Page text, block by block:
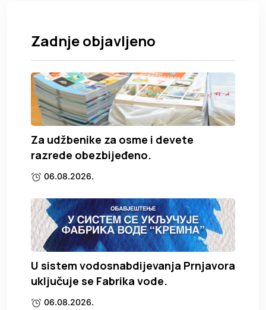
Zadnje objavljeno
Za udžbenike za osme i devete
razrede obezbijeđeno.
06.08.2026.
U sistem vodosnabdijevanja Prnjavora
uključuje se Fabrika vode.
06.08.2026.